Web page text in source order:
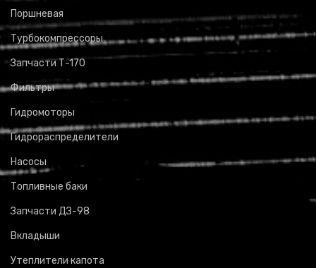
Поршневая
Турбокомпрессоры
Запчасти Т-170
Фильтры
Гидромоторы
Гидрораспределители
Насосы
Топливные баки
Запчасти ДЗ-98
Вкладыши
Утеплители капота